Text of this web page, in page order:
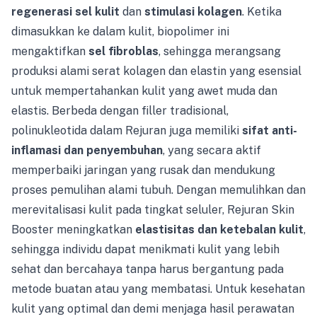
regenerasi sel kulit dan stimulasi kolagen. Ketika
dimasukkan ke dalam kulit, biopolimer ini
mengaktifkan sel fibroblas, sehingga merangsang
produksi alami serat kolagen dan elastin yang esensial
untuk mempertahankan kulit yang awet muda dan
elastis. Berbeda dengan filler tradisional,
polinukleotida dalam Rejuran juga memiliki sifat anti-
inflamasi dan penyembuhan, yang secara aktif
memperbaiki jaringan yang rusak dan mendukung
proses pemulihan alami tubuh. Dengan memulihkan dan
merevitalisasi kulit pada tingkat seluler, Rejuran Skin
Booster meningkatkan elastisitas dan ketebalan kulit,
sehingga individu dapat menikmati kulit yang lebih
sehat dan bercahaya tanpa harus bergantung pada
metode buatan atau yang membatasi. Untuk kesehatan
kulit yang optimal dan demi menjaga hasil perawatan